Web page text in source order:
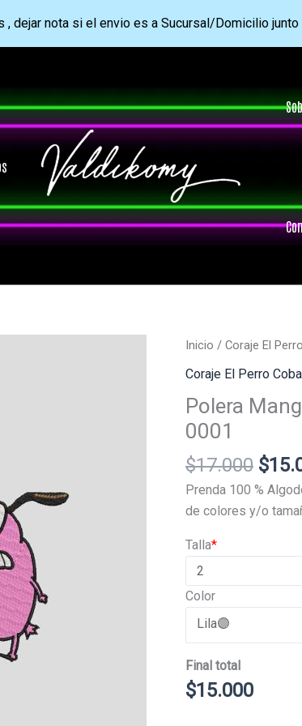
, dejar nota si el envio es a Sucursal/Domicilio
Inicio / Coraje El
Coraje El Perro
Polera
0001
$17.000 El
$
Prenda 100 %
de colores y/o
*
Talla
Color
Final total
$15.000